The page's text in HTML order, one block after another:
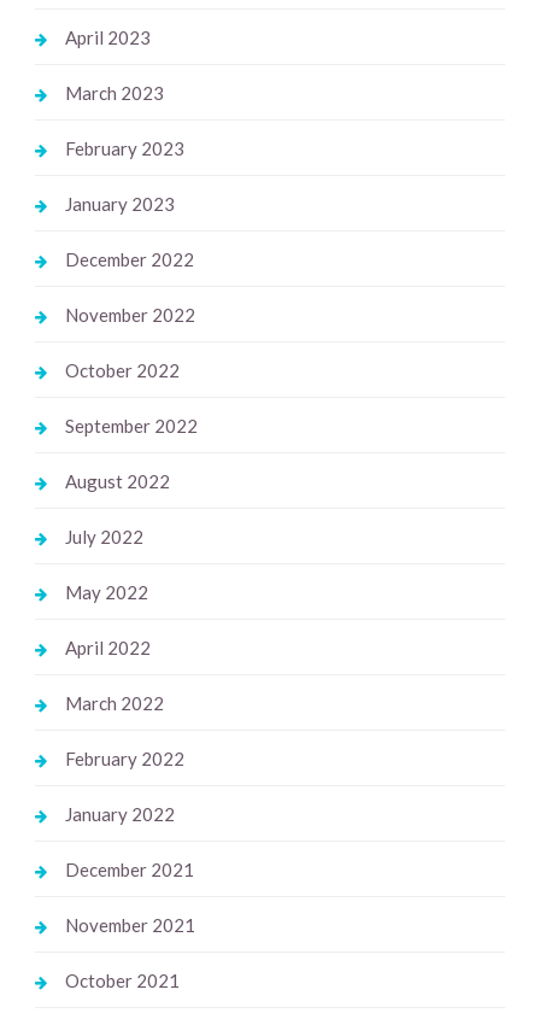
April 2023
March 2023
February 2023
January 2023
December 2022
November 2022
October 2022
September 2022
August 2022
July 2022
May 2022
April 2022
March 2022
February 2022
January 2022
December 2021
November 2021
October 2021